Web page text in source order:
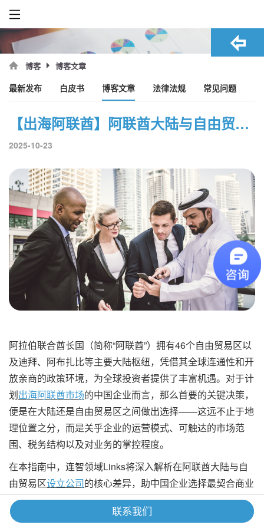
博客 博客文章
最新发布 白皮书 博客文章 法律法规 常见问题
【出海阿联酋】阿联酋大陆与自由贸易区：企业该如何选择？
2025-10-23
阿拉伯联合酋长国（简称“阿联酋”）拥有46个自由贸易区以
及迪拜、阿布扎比等主要大陆枢纽，凭借其全球连通性和开
放亲商的政策环境，为全球投资者提供了丰富机遇。对于计
划出海阿联酋市场的中国企业而言，那么首要的关键决策，
便是在大陆还是自由贸易区之间做出选择——这远不止于地
理位置之分，而是关乎企业的运营模式、可触达的市场范
围、税务结构以及对业务的掌控程度。
在本指南中，连智领域Links将深入解析在阿联酋大陆与自
由贸易区设立公司的核心差异，助中国企业选择最契合商业
目标的企业架构，并为后续的薪酬管理、团队搭建及人力资
源布局提供关键参考。
联系我们